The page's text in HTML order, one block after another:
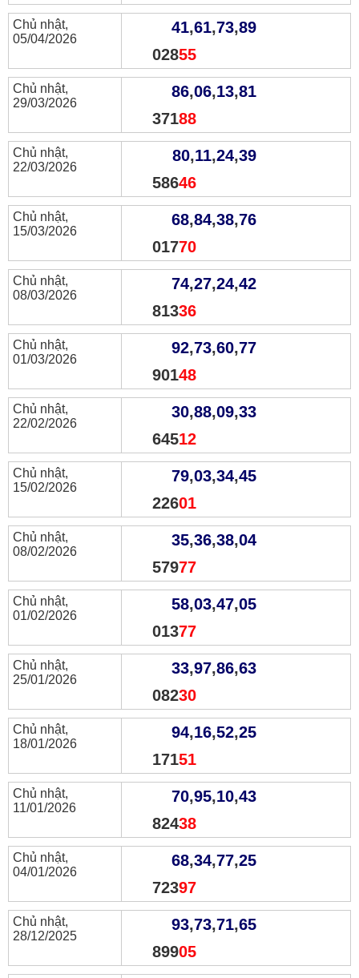
Chủ nhật,
05/04/2026
41,61,73,89
02855
Chủ nhật,
29/03/2026
86,06,13,81
37188
Chủ nhật,
22/03/2026
80,11,24,39
58646
Chủ nhật,
15/03/2026
68,84,38,76
01770
Chủ nhật,
08/03/2026
74,27,24,42
81336
Chủ nhật,
01/03/2026
92,73,60,77
90148
Chủ nhật,
22/02/2026
30,88,09,33
64512
Chủ nhật,
15/02/2026
79,03,34,45
22601
Chủ nhật,
08/02/2026
35,36,38,04
57977
Chủ nhật,
01/02/2026
58,03,47,05
01377
Chủ nhật,
25/01/2026
33,97,86,63
08230
Chủ nhật,
18/01/2026
94,16,52,25
17151
Chủ nhật,
11/01/2026
70,95,10,43
82438
Chủ nhật,
04/01/2026
68,34,77,25
72397
Chủ nhật,
28/12/2025
93,73,71,65
89905